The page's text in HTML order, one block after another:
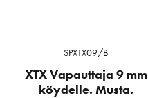
SPXTX09/B
XTX Vapauttaja 9 mm
köydelle. Musta.